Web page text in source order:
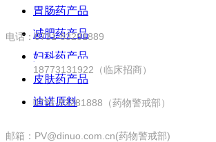
胃肠药产品
减肥药产品
妇科药产品
皮肤药产品
迪诺原料
电话：0731-83281889
18773131922（临床招商）
0731-83281888（药物警戒部）
邮箱：PV@dinuo.com.cn(药物警戒部)